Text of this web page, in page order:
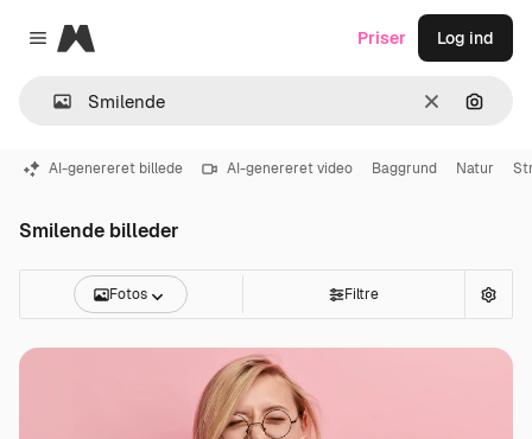
Close menu
Magnific
Klar Søg
Priser Log ind
AI-genereret billede AI-genereret video Baggrund Natur
Smilende billeder
Fotos Filtre